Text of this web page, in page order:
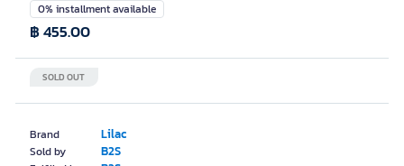
Brand Lilac
Sold by B2S
0% installment available
SOLD OUT
฿ 455.00